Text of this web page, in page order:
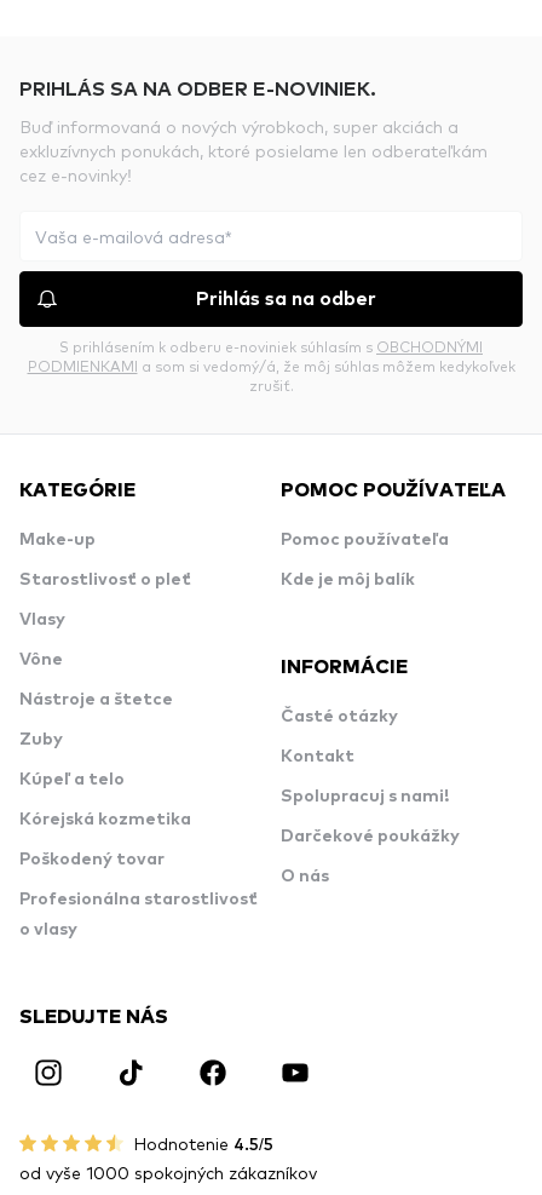
PRIHLÁS SA NA ODBER E-NOVINIEK.
Buď informovaná o nových výrobkoch, super akciách a
exkluzívnych ponukách, ktoré posielame len odberateľkám
cez e-novinky!
Prihlás sa na odber
S prihlásením k odberu e-noviniek súhlasím s OBCHODNÝMI
PODMIENKAMI a som si vedomý/á, že môj súhlas môžem kedykoľvek
zrušiť.
KATEGÓRIE
Make-up
Starostlivosť o pleť
Vlasy
Vône
Nástroje a štetce
Zuby
Kúpeľ a telo
Kórejská kozmetika
Poškodený tovar
Profesionálna starostlivosť
o vlasy
POMOC POUŽÍVATEĽA
Pomoc používateľa
Kde je môj balík
INFORMÁCIE
Časté otázky
Kontakt
Spolupracuj s nami!
Darčekové poukážky
O nás
SLEDUJTE NÁS
Hodnotenie 4.5/5
od vyše 1000 spokojných zákazníkov